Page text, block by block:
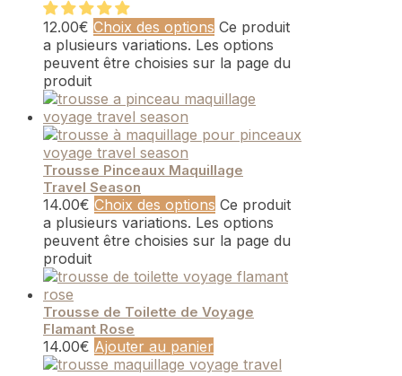
12.00€ Choix des options Ce produit
a plusieurs variations. Les options
peuvent être choisies sur la page du
produit
Trousse Pinceaux Maquillage
Travel Season
14.00€ Choix des options Ce produit
a plusieurs variations. Les options
peuvent être choisies sur la page du
produit
Trousse de Toilette de Voyage
Flamant Rose
14.00€ Ajouter au panier